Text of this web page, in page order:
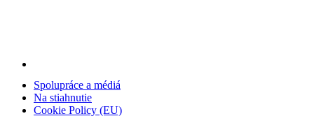
Spolupráce a médiá
Na stiahnutie
Cookie Policy (EU)